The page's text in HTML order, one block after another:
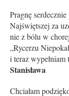
Pragnę
Najświętszej za
nie z bólu w
„Rycerzu
i teraz wypełniam
Stanisława
Chciałam